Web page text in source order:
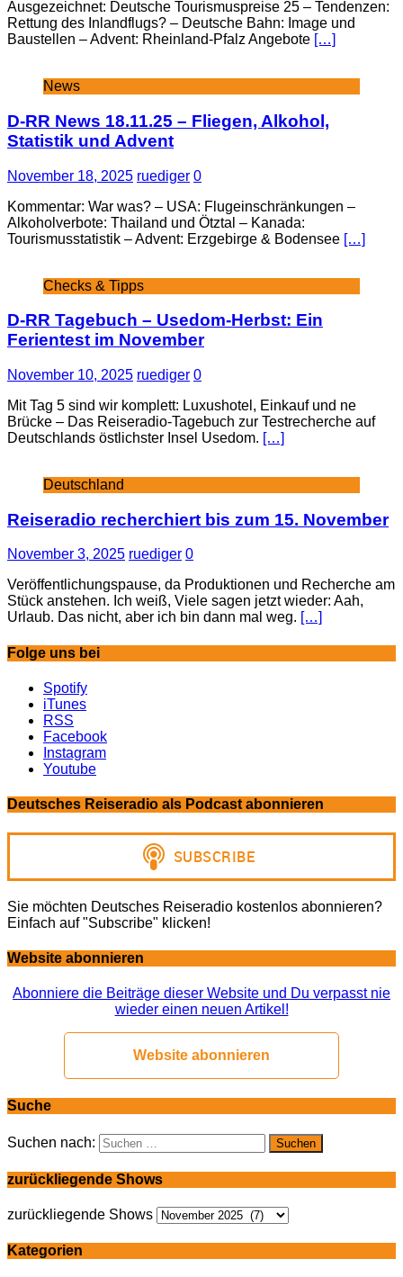
Ausgezeichnet: Deutsche Tourismuspreise 25 – Tendenzen:
Rettung des Inlandflugs? – Deutsche Bahn: Image und
Baustellen – Advent: Rheinland-Pfalz Angebote […]
News
D-RR News 18.11.25 – Fliegen, Alkohol,
Statistik und Advent
November 18, 2025 ruediger 0
Kommentar: War was? – USA: Flugeinschränkungen –
Alkoholverbote: Thailand und Ötztal – Kanada:
Tourismusstatistik – Advent: Erzgebirge & Bodensee […]
Checks & Tipps
D-RR Tagebuch – Usedom-Herbst: Ein
Ferientest im November
November 10, 2025 ruediger 0
Mit Tag 5 sind wir komplett: Luxushotel, Einkauf und ne
Brücke – Das Reiseradio-Tagebuch zur Testrecherche auf
Deutschlands östlichster Insel Usedom. […]
Deutschland
Reiseradio recherchiert bis zum 15. November
November 3, 2025 ruediger 0
Veröffentlichungspause, da Produktionen und Recherche am
Stück anstehen. Ich weiß, Viele sagen jetzt wieder: Aah,
Urlaub. Das nicht, aber ich bin dann mal weg.
[…]
Folge uns bei
Spotify
iTunes
RSS
Facebook
Instagram
Youtube
Deutsches Reiseradio als Podcast abonnieren
Sie möchten Deutsches Reiseradio kostenlos abonnieren?
Einfach auf "Subscribe" klicken!
Website abonnieren
Abonniere die Beiträge dieser Website und Du verpasst nie
wieder einen neuen Artikel!
Website abonnieren
Suche
Suchen nach:
zurückliegende Shows
zurückliegende Shows
Kategorien